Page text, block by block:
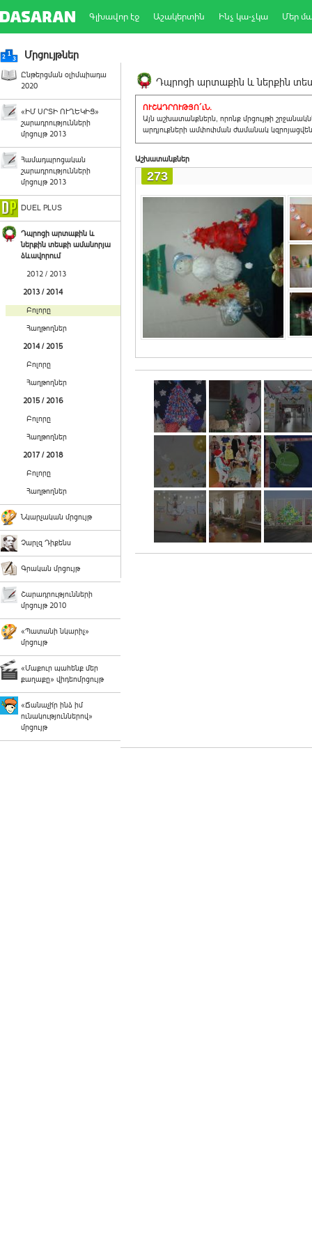
Գլխավոր էջ Աշակերտին Ինչ կա-չկա Մեր
Մրցույթներ
Ընթերցման օլիմպիադա
2020
«ԻՄ ՍՐՏԻ ՈՒՂԵԿԻՑ»
շարադրությունների
մրցույթ 2013
Համադպրոցական
շարադրությունների
մրցույթ 2013
DUEL PLUS
Դպրոցի արտաքին և
ներքին տեսքի ամանորյա
ձևավորում
2012 / 2013
2013 / 2014
Բոլորը
Հաղթողներ
2014 / 2015
Բոլորը
Հաղթողներ
2015 / 2016
Բոլորը
Հաղթողներ
2017 / 2018
Բոլորը
Հաղթողներ
Նկարչական մրցույթ
Չարլզ Դիքենս
Գրական մրցույթ
Շարադրությունների
մրցույթ 2010
«Պատանի նկարիչ»
մրցույթ
«Մաքուր պահենք մեր
քաղաքը» վիդեոմրցույթ
«Ճանաչի՛ր ինձ իմ
ունակություններով»
մրցույթ
Դպրոցի արտաքին և ներքին
ՈՒՇԱԴՐՈՒԹՅՈ´ւՆ.
Այն աշխատանքներն, որոնք մրցույթի
արդյուքների ամփոփման ժամանակ
Աշխատանքներ
273